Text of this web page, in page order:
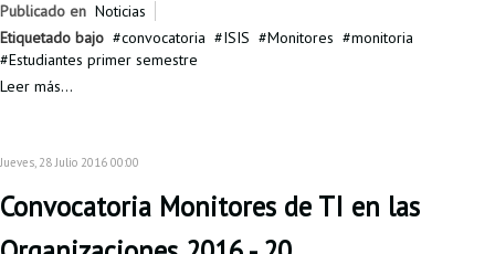
Publicado en Noticias
Etiquetado bajo
convocatoria ISIS Monitores
monitoria
Estudiantes primer semestre
Leer más...
Jueves, 28 Julio 2016 00:00
Convocatoria Monitores de TI en las